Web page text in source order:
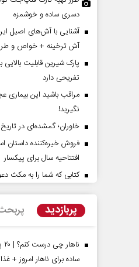
دسری ساده و خوشمزه
آشنایی با آش‌های اصیل
آش ترخینه + خواص و
پارک شیرین قابلیت‌
تفریحی دارد
مراقب باشید این بیماری
نگیرید!
خاوران؛ گمشده‌ای در تاریخ
افتتاحیه سال برای پیکسار
کتابی که شما را به مکث
پربازدید
ساده برای ناهار امروز +